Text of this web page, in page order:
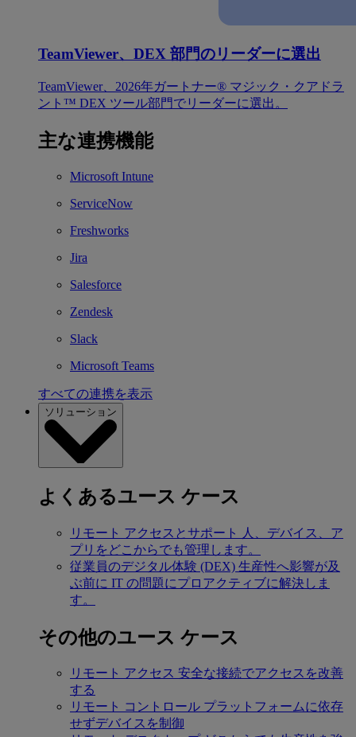
TeamViewer、DEX 部門のリーダーに選出
TeamViewer、2026年ガートナー® マジック・クアドラ
ント™ DEX ツール部門でリーダーに選出。
主な連携機能
Microsoft Intune
ServiceNow
Freshworks
Jira
Salesforce
Zendesk
Slack
Microsoft Teams
すべての連携を表示
ソリューション
よくあるユース ケース
リモート アクセスとサポート
人、デバイス、ア
プリをどこからでも管理します。
従業員のデジタル体験 (DEX) 生産性へ影響が及
ぶ前に IT の問題にプロアクティブに解決しま
す。
その他のユース ケース
リモート アクセス 安全な接続でアクセスを改善
する
リモート コントロール プラットフォームに依存
せずデバイスを制御